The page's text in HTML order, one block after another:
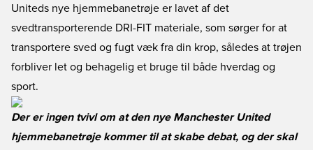
Uniteds nye hjemmebanetrøje er lavet af det
svedtransporterende DRI-FIT materiale, som sørger for at
transportere sved og fugt væk fra din krop, således at trøjen
forbliver let og behagelig et bruge til både hverdag og
sport.
Der er ingen tvivl om at den nye Manchester United
hjemmebanetrøje kommer til at skabe debat, og der skal